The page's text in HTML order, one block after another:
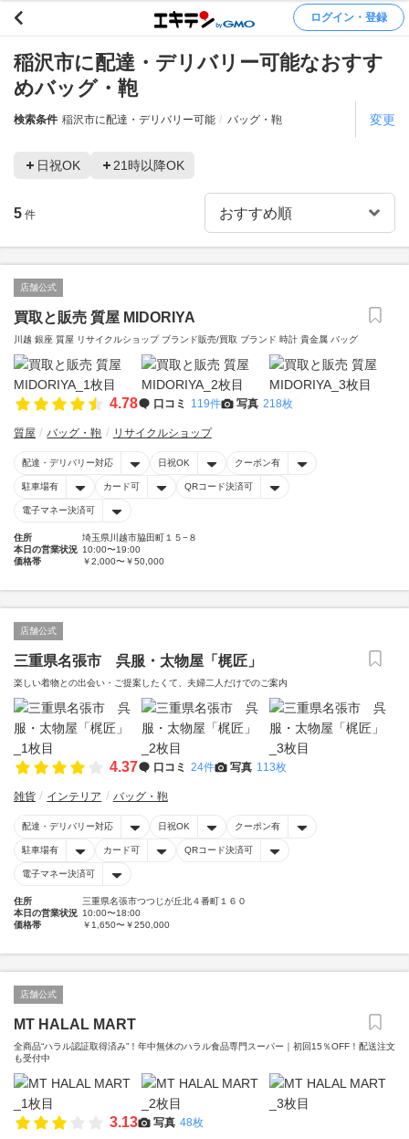
ログイン・登録
稲沢市に配達・デリバリー可能なおすす
めバッグ・鞄
検索条件 稲沢市に配達・デリバリー可能 バッグ・鞄 変更
日祝OK 21時以降OK
5 件
店舗公式
買取と販売 質屋 MIDORIYA
川越 銀座 質屋 リサイクルショップ ブランド販売/買取 ブランド 時計 貴金属 バッグ
4.78 口コミ 119件 写真 218枚
質屋 バッグ・鞄 リサイクルショップ
配達・デリバリー対応 日祝OK クーポン有
駐車場有 カード可 QRコード決済可
電子マネー決済可
住所
埼玉県川越市脇田町１５−８
本日の営業状況 10:00〜19:00
価格帯
￥2,000〜￥50,000
店舗公式
三重県名張市 呉服・太物屋「梶匠」
楽しい着物との出会い・ご提案したくて、夫婦二人だけでのご案内
4.37 口コミ 24件 写真 113枚
雑貨 インテリア バッグ・鞄
配達・デリバリー対応 日祝OK クーポン有
駐車場有 カード可 QRコード決済可
電子マネー決済可
住所
三重県名張市つつじが丘北４番町１６０
本日の営業状況 10:00〜18:00
価格帯
￥1,650〜￥250,000
店舗公式
MT HALAL MART
全商品“ハラル認証取得済み”！年中無休のハラル食品専門スーパー｜初回15％OFF！配送注文
も受付中
3.13 写真 48枚